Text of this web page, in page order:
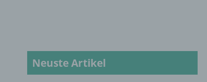
Neuste Artikel